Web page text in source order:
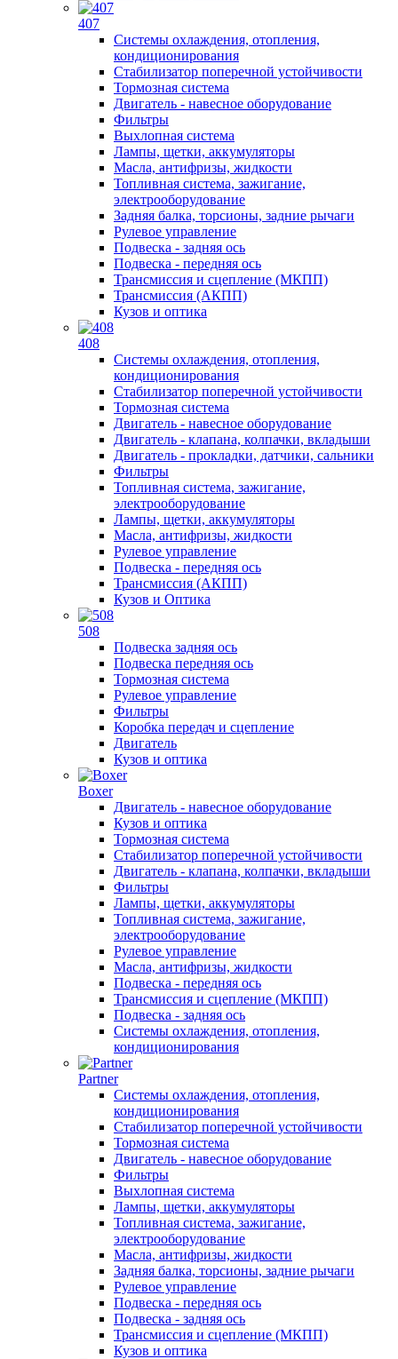
407
Системы охлаждения, отопления,
кондиционирования
Стабилизатор поперечной устойчивости
Тормозная система
Двигатель - навесное оборудование
Фильтры
Выхлопная система
Лампы, щетки, аккумуляторы
Масла, антифризы, жидкости
Топливная система, зажигание,
электрооборудование
Задняя балка, торсионы, задние рычаги
Рулевое управление
Подвеска - задняя ось
Подвеска - передняя ось
Трансмиссия и сцепление (МКПП)
Трансмиссия (АКПП)
Кузов и оптика
408
Системы охлаждения, отопления,
кондиционирования
Стабилизатор поперечной устойчивости
Тормозная система
Двигатель - навесное оборудование
Двигатель - клапана, колпачки, вкладыши
Двигатель - прокладки, датчики, сальники
Фильтры
Топливная система, зажигание,
электрооборудование
Лампы, щетки, аккумуляторы
Масла, антифризы, жидкости
Рулевое управление
Подвеска - передняя ось
Трансмиссия (АКПП)
Кузов и Оптика
508
Подвеска задняя ось
Подвеска передняя ось
Тормозная система
Рулевое управление
Фильтры
Коробка передач и сцепление
Двигатель
Кузов и оптика
Boxer
Двигатель - навесное оборудование
Кузов и оптика
Тормозная система
Стабилизатор поперечной устойчивости
Двигатель - клапана, колпачки, вкладыши
Фильтры
Лампы, щетки, аккумуляторы
Топливная система, зажигание,
электрооборудование
Рулевое управление
Масла, антифризы, жидкости
Подвеска - передняя ось
Трансмиссия и сцепление (МКПП)
Подвеска - задняя ось
Системы охлаждения, отопления,
кондиционирования
Partner
Системы охлаждения, отопления,
кондиционирования
Стабилизатор поперечной устойчивости
Тормозная система
Двигатель - навесное оборудование
Фильтры
Выхлопная система
Лампы, щетки, аккумуляторы
Топливная система, зажигание,
электрооборудование
Масла, антифризы, жидкости
Задняя балка, торсионы, задние рычаги
Рулевое управление
Подвеска - передняя ось
Подвеска - задняя ось
Трансмиссия и сцепление (МКПП)
Кузов и оптика